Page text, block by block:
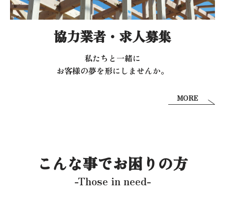
協力業者・求人募集
私たちと一緒に
お客様の夢を形にしませんか。
MORE
こんな事でお困りの方
-Those in need-